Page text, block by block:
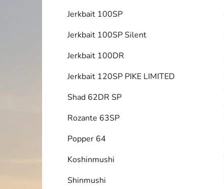
Jerkbait 100SP
Jerkbait 100SP Silent
Jerkbait 100DR
Jerkbait 120SP PIKE LIMITED
Shad 62DR SP
Rozante 63SP
Popper 64
Koshinmushi
Shinmushi